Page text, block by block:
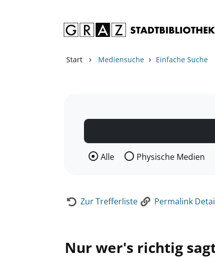
Start › Mediensuche › Einfache Suche
Wählen Sie die Medienart nach
Alle Physische Medien
Zur Trefferliste Permalink
Nur wer's richtig